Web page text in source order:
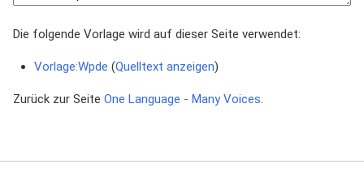
Die folgende Vorlage wird auf dieser Seite verwendet:
Vorlage:Wpde (Quelltext anzeigen)
Zurück zur Seite One Language - Many Voices.